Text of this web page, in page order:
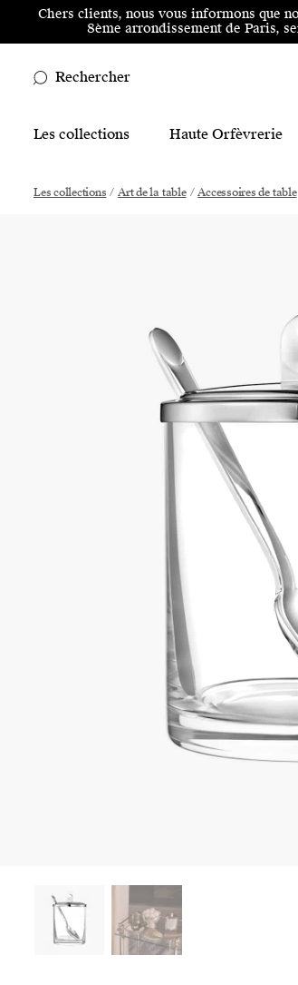
Aller au menu principal Aller au contenu
Chers clients, nous vous informons que
8ème arrondissement de Paris,
Main Mobile Navigation
Rechercher
Main Desktop Navigation
Les collections Haute Orfèvrerie
Les collections / Art de la table / Accessoires de table